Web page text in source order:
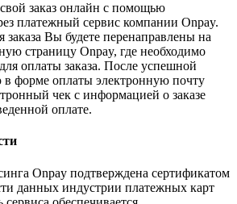
заказ онлайн с помощью
платежный сервис компании Onpay.
Вы будете перенаправлены на
страницу Onpay, где необходимо
оплаты заказа. После успешной
в форме оплаты электронную почту
чек с информацией о заказе
оплате.
Onpay подтверждена сертификатом
данных индустрии платежных карт